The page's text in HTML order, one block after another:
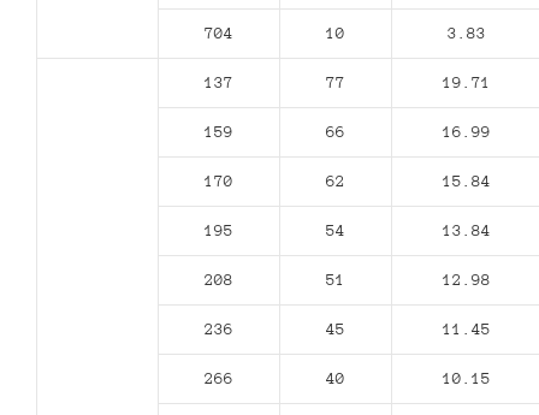
704 10 3.83
137 77 19.71
159 66 16.99
170 62 15.84
195 54 13.84
208 51 12.98
236 45 11.45
266 40 10.15